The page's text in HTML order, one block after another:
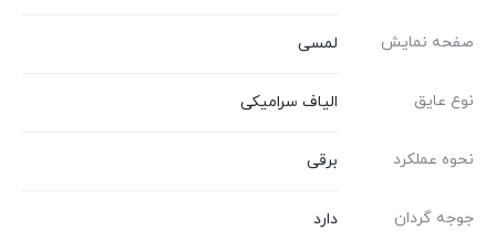
صفحه نمایش لمسی
نوع عایق الیاف سرامیکی
نحوه عملکرد برقی
جوجه گردان دارد